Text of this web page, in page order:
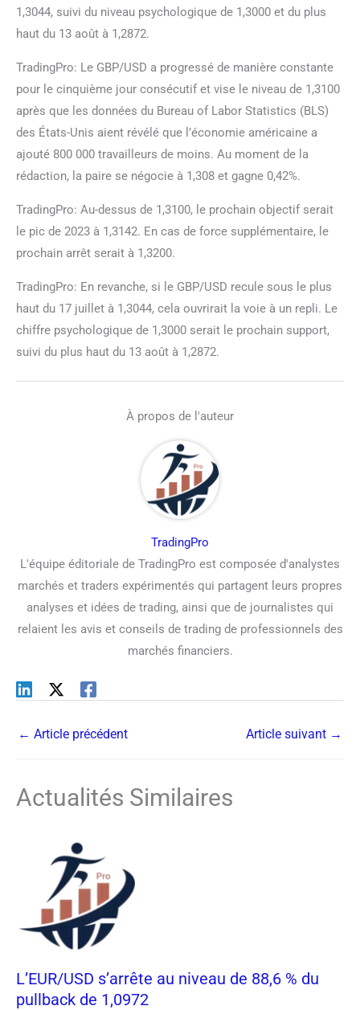
1,3044, suivi du niveau psychologique de 1,3000 et du plus
haut du 13 août à 1,2872.
TradingPro: Le GBP/USD a progressé de manière constante
pour le cinquième jour consécutif et vise le niveau de 1,3100
après que les données du Bureau of Labor Statistics (BLS)
des États-Unis aient révélé que l’économie américaine a
ajouté 800 000 travailleurs de moins. Au moment de la
rédaction, la paire se négocie à 1,308 et gagne 0,42%.
TradingPro: Au-dessus de 1,3100, le prochain objectif serait
le pic de 2023 à 1,3142. En cas de force supplémentaire, le
prochain arrêt serait à 1,3200.
TradingPro: En revanche, si le GBP/USD recule sous le plus
haut du 17 juillet à 1,3044, cela ouvrirait la voie à un repli. Le
chiffre psychologique de 1,3000 serait le prochain support,
suivi du plus haut du 13 août à 1,2872.
À propos de l'auteur
TradingPro
L'équipe éditoriale de TradingPro est composée d'analystes
marchés et traders expérimentés qui partagent leurs propres
analyses et idées de trading, ainsi que de journalistes qui
relaient les avis et conseils de trading de professionnels des
marchés financiers.
← Article précédent Article suivant →
Actualités Similaires
L’EUR/USD s’arrête au niveau de 88,6 % du
pullback de 1,0972